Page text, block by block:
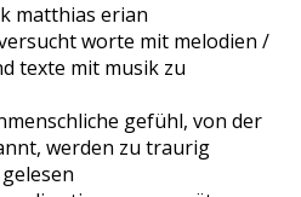
matthias erian
worte mit melodien /
texte mit musik zu
gefühl, von der
werden zu traurig